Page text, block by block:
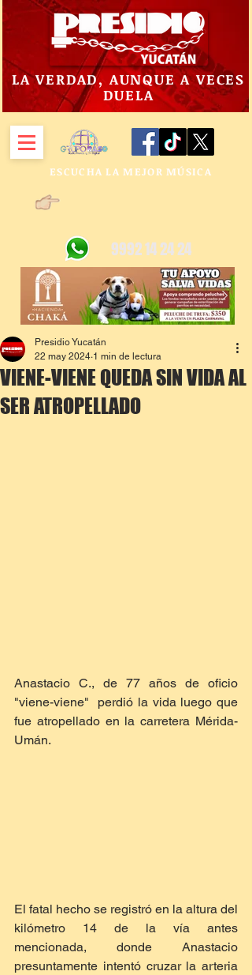
LA VERDAD, AUNQUE A VECES
DUELA
ESCUCHA LA MEJOR MÚSICA
9992 14 24 24
VIENE-VIENE QUEDA SIN VIDA AL
SER ATROPELLADO
Presidio Yucatán
22 may 2024 1 min de lectura
Anastacio C., de 77 años de oficio
"viene-viene"  perdió la vida luego que
fue atropellado en la carretera Mérida-
Umán.
El fatal hecho se registró en la altura del
kilómetro 14 de la vía antes
mencionada, donde Anastacio
presuntamente intentó cruzar la arteria